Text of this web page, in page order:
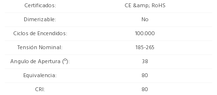
Certificados
CE &amp; RoHS
Dimerizable
No
Ciclos de Encendidos
100.000
Tensión Nominal
185-265
Angulo de Apertura (º)
38
Equivalencia
80
CRI
80